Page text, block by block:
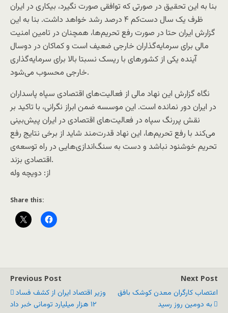
بنا به این تحقیق در صورتی که توافقی صورت نگیرد، بیکاری در ایران
ظرف یک سال دست‌کم ۴ درصد رشد خواهد داشت. بنا به این
گزارش ایران حتا در صورت رفع تحریم‌ها، همچنان در تامین امنیت
مالی برای سرمایه‌گذاران خارجی ضعیف است و کماکان در دوسال
آینده یکی از کشورهای با ریسک نسبتا بالا برای سرمایه‌گذاری
خارجی محسوب می‌شود.
نگاه گزارش این نهاد مالی از فعالیت‌های اقتصادی سپاه پاسداران
در ایران دور نمانده است. این موسسه ضمن ابراز نگرانی، با تاکید بر
نقش پررنگ سپاه در فعالیت‌های اقتصادی در ایران پیش‌بینی
می‌کند با رفع تحریم‌ها، این نهاد قدرت‌مند شاید از برخی نتایج رفع
تحریم خوشنود نباشد و دست به سنگ‌اندازی‌هایی در راه توسعه‌ی
اقتصادی بزند.
از: دويچه وله
Share this:
Previous Post
وزیر اقتصاد ایران از کشف فساد
۱۲ هزار میلیارد تومانی خبر داد
Next Post
اعتصاب کارگران معدن کوشک بافق
به دومین روز رسید